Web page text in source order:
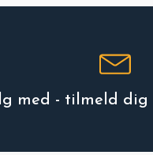
med - tilmeld dig